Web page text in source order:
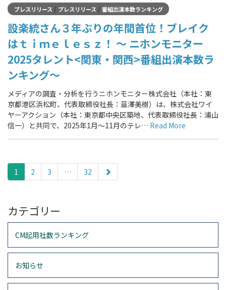
プレスリリース / プレスリリース / 番組出演本数ランキング
設楽統さん３年ぶりの年間首位！ブレイク
はｔｉｍｅｌｅｓｚ！ ～ ニホンモニター
2025タレント<関東・関西>番組出演本数ラ
ンキング～
メディアの調査・分析を行うニホンモニター株式会社（本社：東
京都港区浜松町、代表取締役社長：韮澤美樹）は、株式会社ワイ
ヤーアクション（本社：東京都中央区築地、代表取締役社長：浦山
信一）と共同で、2025年1月～11月のテレ… Read More
paging-
navigation
1 2 3 … 32
カテゴリー
CM起用社数ランキング
お知らせ